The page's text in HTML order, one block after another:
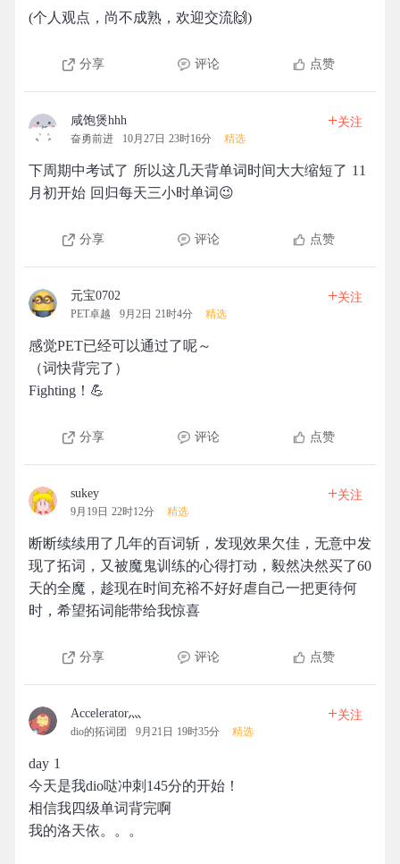
(个人观点，尚不成熟，欢迎交流🙌)
分享 评论 点赞
咸饱煲hhh
奋勇前进 10月27日 23时16分 精选
+关注
下周期中考试了 所以这几天背单词时间大大缩短了 11
月初开始 回归每天三小时单词😉
分享 评论 点赞
元宝0702
PET卓越 9月2日 21时4分 精选
+关注
感觉PET已经可以通过了呢～
（词快背完了）
Fighting！💪
分享 评论 点赞
sukey
9月19日 22时12分 精选
+关注
断断续续用了几年的百词斩，发现效果欠佳，无意中发
现了拓词，又被魔鬼训练的心得打动，毅然决然买了60
天的全魔，趁现在时间充裕不好好虐自己一把更待何
时，希望拓词能带给我惊喜
分享 评论 点赞
Accelerator灬
dio的拓词团 9月21日 19时35分 精选
+关注
day 1
今天是我dio哒冲刺145分的开始！
相信我四级单词背完啊
我的洛天依。。。